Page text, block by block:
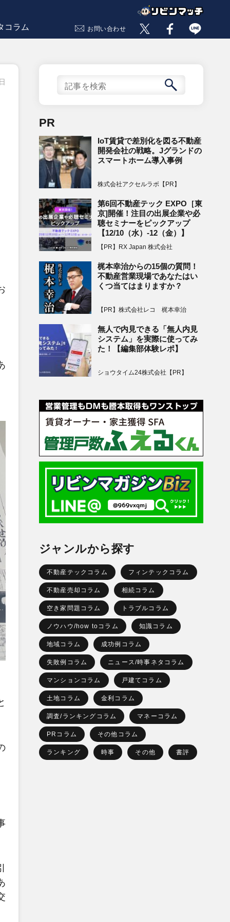
コラム お問い合わせ
PR
IoT賃貸で差別化を図る不動産
開発会社の戦略。Jグランドの
スマートホーム導入事例
株式会社アクセルラボ【PR】
第6回不動産テック EXPO［東
京]開催！注目の出展企業や必
聴セミナーをピックアップ
【12/10（水）-12（金）】
【PR】RX Japan 株式会社
梶本幸治からの15個の質問！
不動産営業現場であなたはい
くつ当てはまりますか？
【PR】株式会社レコ 梶本幸治
無人で内見できる「無人内見
システム」を実際に使ってみ
た！【編集部体験レポ】
ショウタイム24株式会社【PR】
ジャンルから探す
不動産テックコラム フィンテックコラム
不動産売却コラム 相続コラム
空き家問題コラム トラブルコラム
ノウハウ/how toコラム 知識コラム
地域コラム 成功例コラム
失敗例コラム ニュース/時事ネタコラム
マンションコラム 戸建てコラム
土地コラム 金利コラム
調査/ランキングコラム マネーコラム
PRコラム その他コラム
ランキング 時事 その他 書評